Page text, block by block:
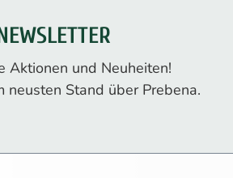
Aktionen und Neuheiten!
neusten Stand über Prebena.